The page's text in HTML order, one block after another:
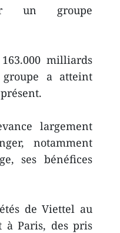
un groupe
milliards
a atteint
largement
notamment
ses bénéfices
de Viettel au
à Paris, des pris